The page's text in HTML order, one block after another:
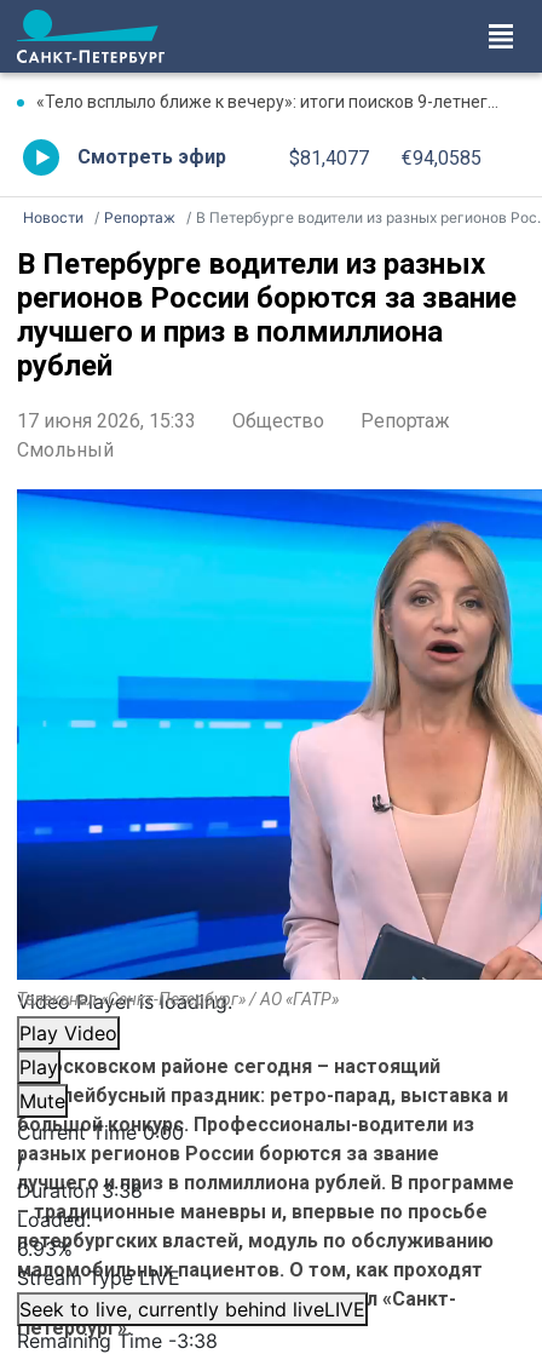
«Тело всплыло ближе к вечеру»: итоги поисков 9-летнего мальчика в Новогорелово
Смотреть эфир $81,4077 €94,0585
Новости Репортаж В Петербурге водители из разных регионов России борются за звание лучшего и приз в полмиллиона рублей
В Петербурге водители из разных
регионов России борются за звание
лучшего и приз в полмиллиона
рублей
17 июня 2026, 15:33 Общество
Репортаж
Смольный
Video Player is loading.
Play Video
Play
Mute
Current Time0:00
/
Duration 3:38
Loaded:
6.93%
Stream TypeLIVE
Seek to live, currently behind liveLIVE
Remaining Time -3:38
Телеканал «Санкт-Петербург» / АО «ГАТР»
В Московском районе сегодня – настоящий
троллейбусный праздник: ретро-парад, выставка и
большой конкурс. Профессионалы-водители из
разных регионов России борются за звание
лучшего и приз в полмиллиона рублей. В программе
– традиционные маневры и, впервые по просьбе
петербургских властей, модуль по обслуживанию
маломобильных пациентов. О том, как проходят
состязания, рассказывает телеканал «Санкт-
Петербург».